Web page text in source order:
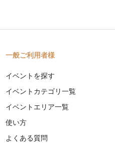
一般ご利用者様
イベントを探す
イベントカテゴリ一覧
イベントエリア一覧
使い方
よくある質問